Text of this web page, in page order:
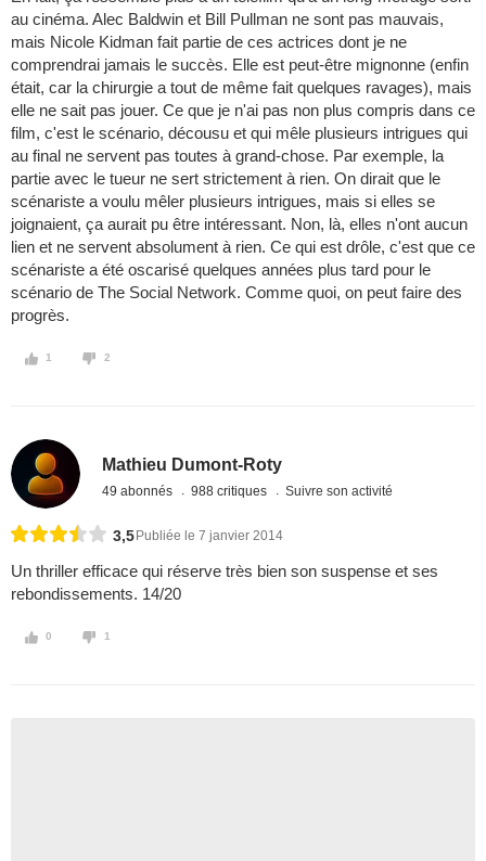
au cinéma. Alec Baldwin et Bill Pullman ne sont pas mauvais,
mais Nicole Kidman fait partie de ces actrices dont je ne
comprendrai jamais le succès. Elle est peut-être mignonne (enfin
était, car la chirurgie a tout de même fait quelques ravages), mais
elle ne sait pas jouer. Ce que je n'ai pas non plus compris dans ce
film, c'est le scénario, décousu et qui mêle plusieurs intrigues qui
au final ne servent pas toutes à grand-chose. Par exemple, la
partie avec le tueur ne sert strictement à rien. On dirait que le
scénariste a voulu mêler plusieurs intrigues, mais si elles se
joignaient, ça aurait pu être intéressant. Non, là, elles n'ont aucun
lien et ne servent absolument à rien. Ce qui est drôle, c'est que ce
scénariste a été oscarisé quelques années plus tard pour le
scénario de The Social Network. Comme quoi, on peut faire des
progrès.
1 2
Mathieu Dumont-Roty
49 abonnés 988 critiques Suivre son activité
3,5 Publiée le 7 janvier 2014
Un thriller efficace qui réserve très bien son suspense et ses
rebondissements. 14/20
0 1